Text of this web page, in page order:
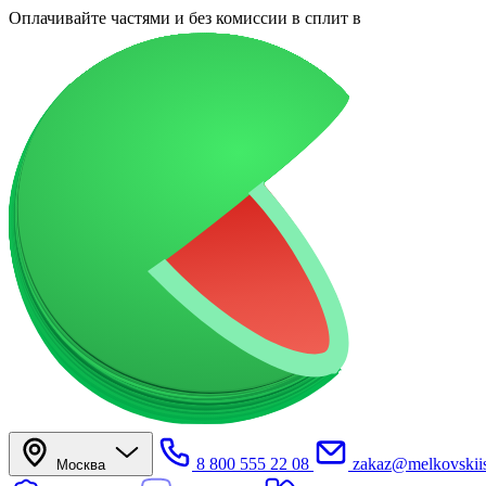
Оплачивайте частями и без комиссии в сплит в
Москва 8 800 555 22 08